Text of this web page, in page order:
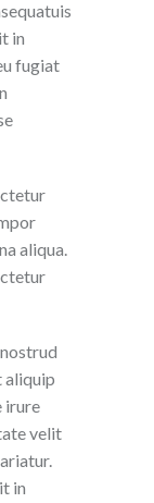
in
fugiat
aliqua.
aliquip
irure
velit
in